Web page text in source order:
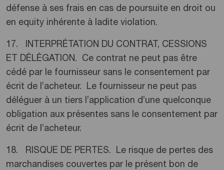
défense à ses frais en cas de poursuite en droit ou
en equity inhérente à ladite violation.
17. INTERPRÉTATION DU CONTRAT, CESSIONS
ET DÉLÉGATION. Ce contrat ne peut pas être
cédé par le fournisseur sans le consentement par
écrit de l’acheteur. Le fournisseur ne peut pas
déléguer à un tiers l’application d’une quelconque
obligation aux présentes sans le consentement par
écrit de l’acheteur.
18. RISQUE DE PERTES. Le risque de pertes des
marchandises couvertes par le présent bon de